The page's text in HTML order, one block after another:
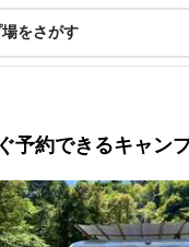
をさがす
予約できるキャン